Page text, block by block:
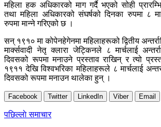
महिला हक अधिकारको माग गर्दै भएको सोही
तथा महिला अधिकारको संघर्षको दिनका रुपमा ८
रुपमा मान्ने गरिएको छ ।
सन् १९१० मा कोपेनहेगेनमा महिलाहरूको द्वितीय
मार्क्सवादी नेतृ क्लारा जेट्किनले ८ मार्चलाई
दिवसको रूपमा मनाउने प्रस्ताव राखिन् र त्यो
१९११ देखि विश्वभरिका महिलाहरूले ८ मार्चलाई
दिवसको रूपमा मनाउन थालेका हुन् ।
Facebook Twitter LinkedIn Viber Email
Post
पछिल्लाे समाचार